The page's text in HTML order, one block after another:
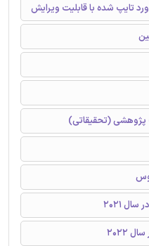
پژوهشی (تحقیقاتی)